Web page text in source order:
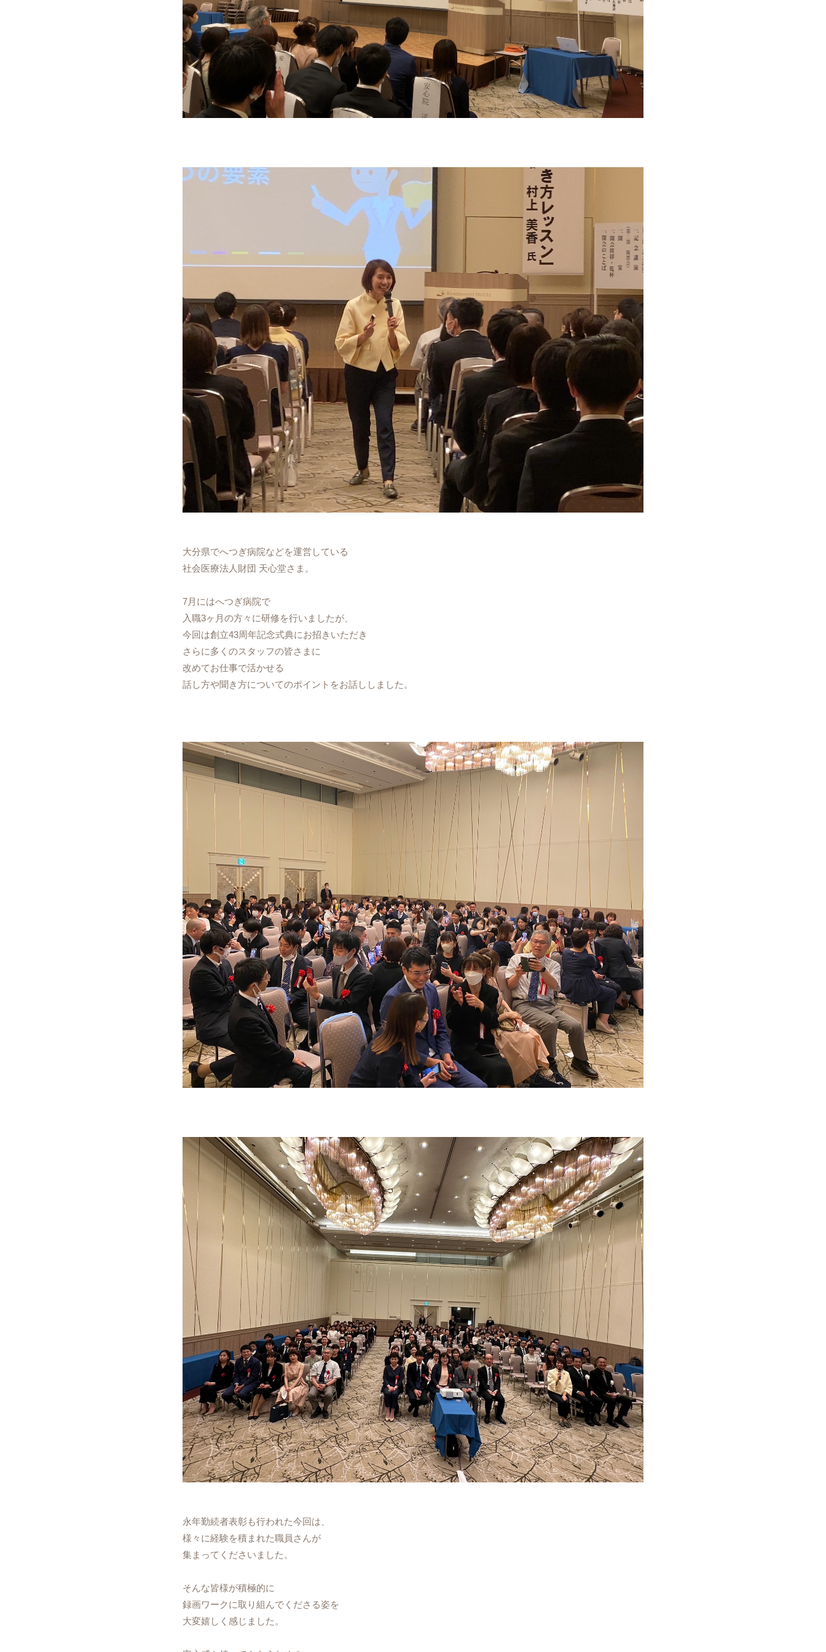
大分県でへつぎ病院などを運営している
社会医療法人財団 天心堂さま。
7月にはへつぎ病院で
入職3ヶ月の方々に研修を行いましたが、
今回は創立43周年記念式典にお招きいただき
さらに多くのスタッフの皆さまに
改めてお仕事で活かせる
話し方や聞き方についてのポイントをお話ししました。
永年勤続者表彰も行われた今回は、
様々に経験を積まれた職員さんが
集まってくださいました。
そんな皆様が積極的に
録画ワークに取り組んでくださる姿を
大変嬉しく感じました。